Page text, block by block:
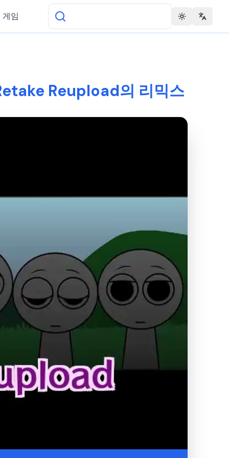
게임 Toggle theme
Reupload의 리믹스